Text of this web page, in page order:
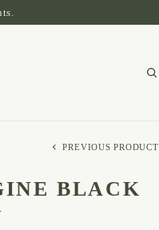
PREVIOUS PRODUCT
BLACK